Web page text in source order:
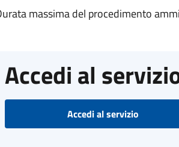
massima del procedimento
Accedi al
Accedi al servizio